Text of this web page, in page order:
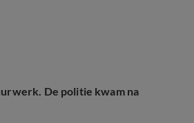
De politie kwam na